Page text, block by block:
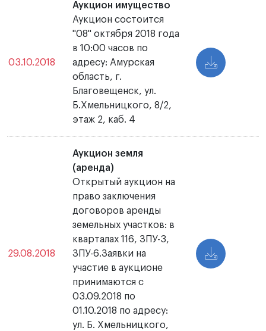
03.10.2018
Аукцион имущество
Аукцион состоится
"08" октября 2018 года
в 10:00 часов по
адресу: Амурская
область, г.
Благовещенск, ул.
Б.Хмельницкого, 8/2,
этаж 2, каб. 4
29.08.2018
Аукцион земля
(аренда)
Открытый аукцион на
право заключения
договоров аренды
земельных участков: в
кварталах 116, ЗПУ-3,
ЗПУ-6.Заявки на
участие в аукционе
принимаются с
03.09.2018 по
01.10.2018 по адресу:
ул. Б. Хмельницкого,